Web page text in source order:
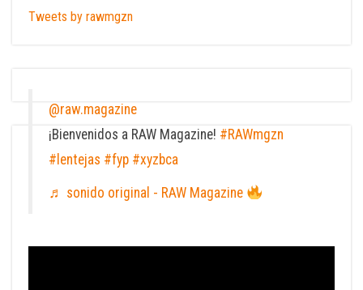
Tweets by rawmgzn
@raw.magazine
¡Bienvenidos a RAW Magazine! #RAWmgzn
#lentejas #fyp #xyzbca
♬ sonido original - RAW Magazine